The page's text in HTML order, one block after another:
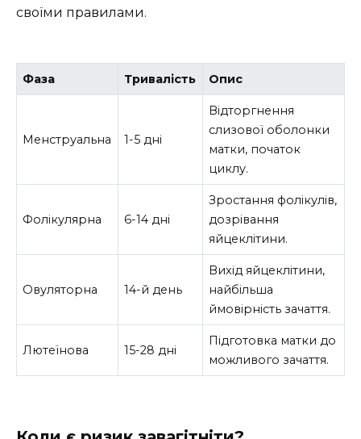
своїми правилами.
Фаза Тривалість Опис
Менструальна 1-5 дні
Відторгнення
слизової оболонки
матки, початок
циклу.
Фолікулярна 6-14 дні
Зростання фолікулів,
дозрівання
яйцеклітини.
Овуляторна 14-й день
Вихід яйцеклітини,
найбільша
ймовірність зачаття.
Лютеїнова 15-28 дні
Підготовка матки до
можливого зачаття.